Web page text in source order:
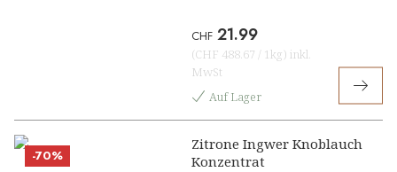
CHF 21.99
(CHF 488.67 / 1kg) inkl.
MwSt
Auf Lager
-70%
Zitrone Ingwer Knoblauch
Konzentrat